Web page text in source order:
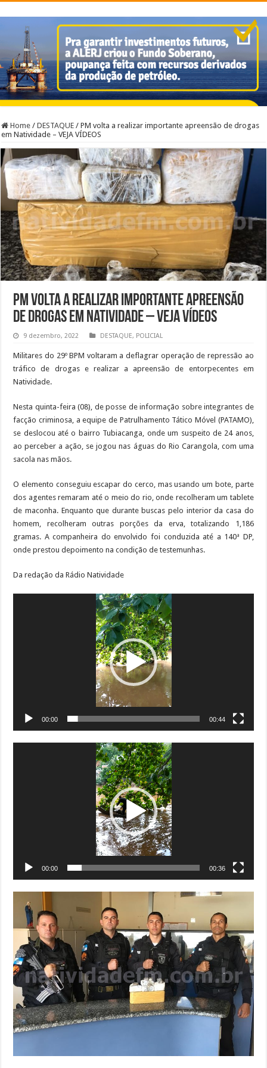
Home / DESTAQUE / PM volta a realizar importante apreensão de drogas
em Natividade – VEJA VÍDEOS
PM volta a realizar importante apreensão
de drogas em Natividade – VEJA VÍDEOS
9 dezembro, 2022 DESTAQUE, POLICIAL
Militares do 29º BPM voltaram a deflagrar operação de repressão ao
tráfico de drogas e realizar a apreensão de entorpecentes em
Natividade.
Nesta quinta-feira (08), de posse de informação sobre integrantes de
facção criminosa, a equipe de Patrulhamento Tático Móvel (PATAMO),
se deslocou até o bairro Tubiacanga, onde um suspeito de 24 anos,
ao perceber a ação, se jogou nas águas do Rio Carangola, com uma
sacola nas mãos.
O elemento conseguiu escapar do cerco, mas usando um bote, parte
dos agentes remaram até o meio do rio, onde recolheram um tablete
de maconha. Enquanto que durante buscas pelo interior da casa do
homem, recolheram outras porções da erva, totalizando 1,186
gramas. A companheira do envolvido foi conduzida até a 140ª DP,
onde prestou depoimento na condição de testemunhas.
Da redação da Rádio Natividade
00:00 00:44
00:00 00:36